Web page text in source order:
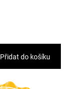
Přidat do košíku